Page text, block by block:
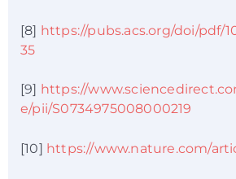
[8] https://pubs.acs.org/doi/pdf/
35
[9] https://
e/pii/S0734975008000219
[10] https://www.nature.com/